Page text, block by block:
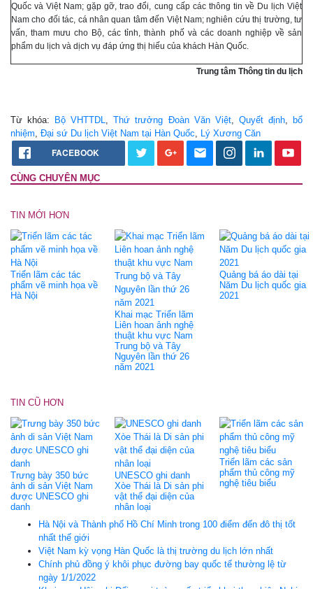
Quốc và Việt Nam; gặp gỡ, trao đổi, cung cấp các thông tin về Du lịch Việt
Nam cho đối tác, cá nhân quan tâm đến Việt Nam; nghiên cứu thị trường, tư
vấn, tham mưu cho Bộ, các tỉnh, thành phố và các doanh nghiệp về sản
phẩm du lịch và dịch vụ đáp ứng thị hiếu của khách Hàn Quốc.
Trung tâm Thông tin du lịch
Từ khóa: Bộ VHTTDL ,Thứ trưởng Đoàn Văn Việt, Quyết định,bổ
nhiệm Đại sứ Du lịch Việt Nam tại Hàn Quốc Lý Xương Căn
FACEBOOK
CÙNG CHUYÊN MỤC
TIN MỚI HƠN
Triển lãm các tác
phẩm vẽ minh họa về
Hà Nội
Khai mạc Triển lãm
Liên hoan ảnh nghệ
thuật khu vực Nam
Trung bộ và Tây
Nguyên lần thứ 26
năm 2021
Quảng bá áo dài tại
Năm Du lịch quốc gia
2021
TIN CŨ HƠN
Trưng bày 350 bức
ảnh di sản Việt Nam
được UNESCO ghi
danh
UNESCO ghi danh
Xòe Thái là Di sản phi
vật thể đại diện của
nhân loại
Triển lãm các sản
phẩm thủ công mỹ
nghệ tiêu biểu
Hà Nội và Thành phố Hồ Chí Minh trong 100 điểm đến đô thị tốt
nhất thế giới
Việt Nam kỳ vọng Hàn Quốc là thị trường du lịch lớn nhất
Chính phủ đồng ý khôi phục đường bay quốc tế thường lệ từ
ngày 1/1/2022